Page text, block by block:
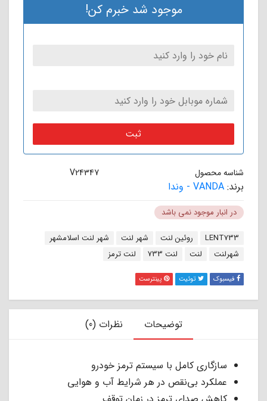
موجود شد خبرم کن!
ثبت
شناسه محصول V24347
برند: VANDA - وندا
در انبار موجود نمی باشد
برچسب:
LENT733 روئین لنت شهر لنت
شهر لنت اسلامشهر
شهرلنت
لنت لنت 733 لنت ترمز
فیسبوک توئیت پینترست
توضیحات نظرات (0)
سازگاری کامل با سیستم ترمز خودرو
عملکرد بی‌نقص در هر شرایط آب و هوایی